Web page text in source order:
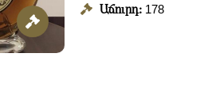
Աճուրդ: 178